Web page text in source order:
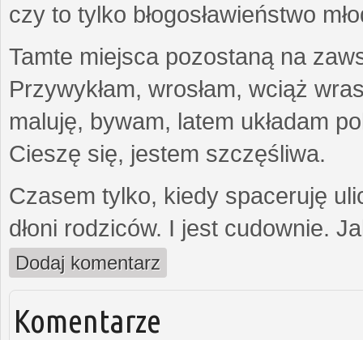
czy to tylko błogosławieństwo
Tamte miejsca pozostaną na
Przywykłam, wrosłam, wciąż
maluję, bywam, latem układam
Cieszę się, jestem szczęśliwa.
Czasem tylko, kiedy spaceruję
dłoni rodziców. I jest cudownie.
Dodaj komentarz
Komentarze